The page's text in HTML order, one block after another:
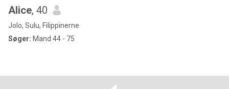
Alice, 40
Jolo, Sulu, Filippinerne
Søger: Mand 44 - 75